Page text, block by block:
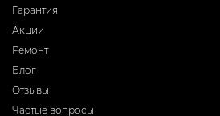
Гарантия
Акции
Ремонт
Блог
Отзывы
Частые вопросы